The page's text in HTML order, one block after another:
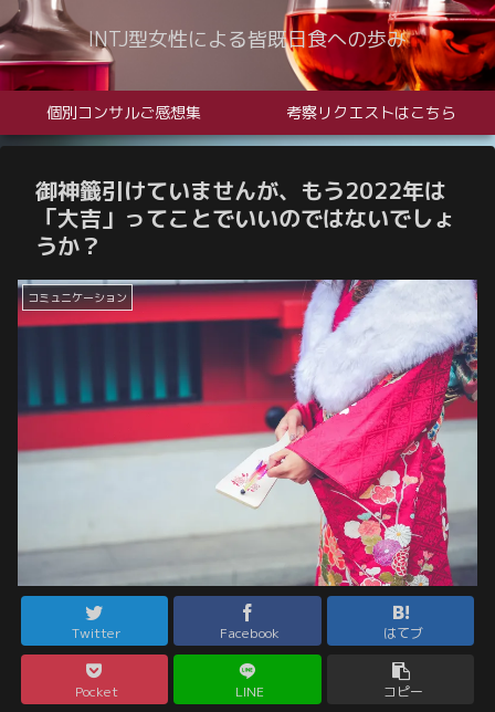
INTJ型女性による皆既日食への歩み
個別コンサルご感想集 考察リクエストはこちら
御神籤引けていませんが、もう2022年は
「大吉」ってことでいいのではないでしょ
うか？
コミュニケーション
Twitter Facebook はてブ
Pocket LINE コピー